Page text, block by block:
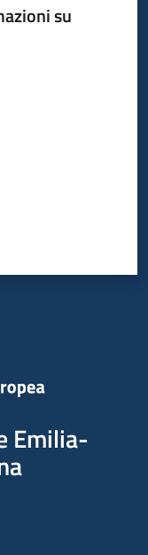
su
Emilia-